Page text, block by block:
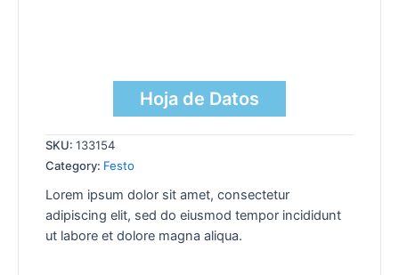
Hoja de Datos
SKU: 133154
Category: Festo
Lorem ipsum dolor sit amet, consectetur
adipiscing elit, sed do eiusmod tempor incididunt
ut labore et dolore magna aliqua.